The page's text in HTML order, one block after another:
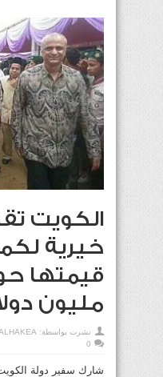
الكويت
خيرية
مليون
نشرت بواسطة:
0
شارك سفير دولة